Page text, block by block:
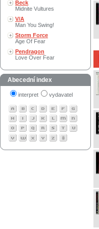
Beck
Midnite Vultures
V/A
Man You Swing!
Storm Force
Age Of Fear
Pendragon
Love Over Fear
Abecední index
interpret vydavatel